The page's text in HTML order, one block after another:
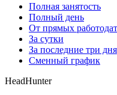
Полная занятость
Полный день
От прямых
За сутки
За последние три дня
Сменный график
HeadHunter